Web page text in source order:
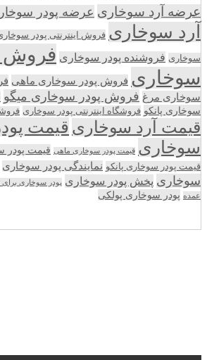
عرضه آرد سوخاری عرضه پودر
آرد سوخاری فروش اینترنتی پودر
سوخاری فروشنده پودر سوخاری فروش
سوخاری فروش پودر سوخاری ماهی
سوخاری مرغ فروش پودر سوخاری میگو
سوخاری پانکو فروشگاه اینترنتی پودر سوخاری
قیمت آرد سوخاری قیمت
سوخاری قیمت پودر سوخاری ماهی قیمت پودر
قیمت پودر سوخاری پانکو نمایندگی پودر سوخاری
سوخاری پخش پودر سوخاری پودر سوخاری
عمده پودر سوخاری پولکی